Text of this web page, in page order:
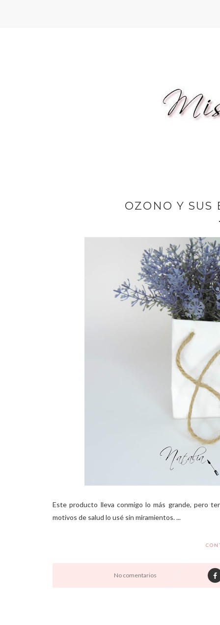
OZONO Y SUS
Este producto lleva conmigo lo más grande, pero
motivos de salud lo usé sin miramientos. ...
No comentarios